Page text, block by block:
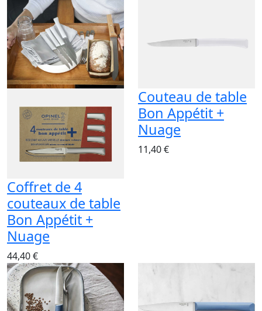
Coffret de 4
couteaux de table
Bon Appétit +
Nuage
44,40 €
Couteau de table
Bon Appétit +
Nuage
11,40 €